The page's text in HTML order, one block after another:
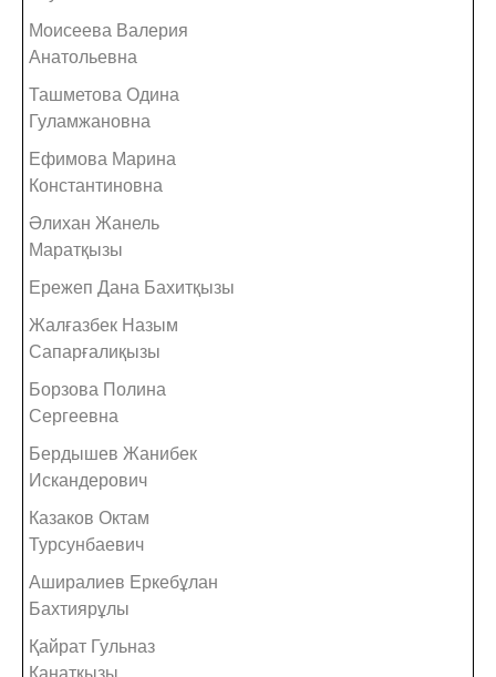
Моисеева Валерия
Анатольевна
Ташметова Одина
Гуламжановна
Ефимова Марина
Константиновна
Әлихан Жанель
Маратқызы
Ережеп Дана Бахитқызы
Жалғазбек Назым
Сапарғалиқызы
Борзова Полина
Сергеевна
Бердышев Жанибек
Искандерович
Казаков Октам
Турсунбаевич
Аширалиев Еркебұлан
Бахтиярұлы
Қайрат Гульназ
Қанатқызы